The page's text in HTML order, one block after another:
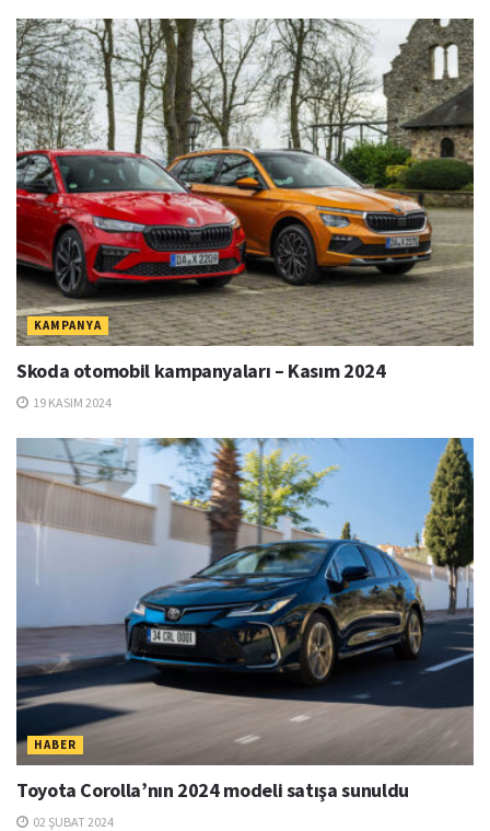
KAMPANYA
Skoda otomobil kampanyaları – Kasım 2024
19 KASIM 2024
HABER
Toyota Corolla’nın 2024 modeli satışa sunuldu
02 ŞUBAT 2024